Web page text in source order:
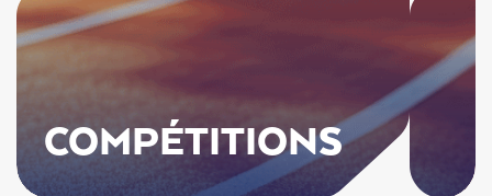
COMPÉTITIONS